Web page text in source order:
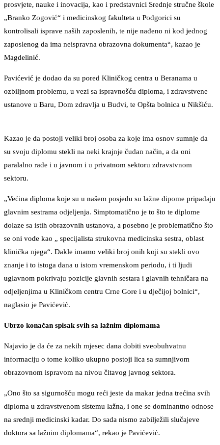
prosvjete, nauke i inovacija, kao i predstavnici Srednje stručne škole
„Branko Zogović“ i medicinskog fakulteta u Podgorici su
kontrolisali isprave naših zaposlenih, te nije nađeno ni kod jednog
zaposlenog da ima neispravna obrazovna dokumenta“, kazao je
Magdelinić.
Pavićević je dodao da su pored Kliničkog centra u Beranama u
ozbiljnom problemu, u vezi sa ispravnošću diploma, i zdravstvene
ustanove u Baru, Dom zdravlja u Budvi, te Opšta bolnica u Nikšiću.
Kazao je da postoji veliki broj osoba za koje ima osnov sumnje da
su svoju diplomu stekli na neki krajnje čudan način, a da oni
paralalno rade i u javnom i u privatnom sektoru zdravstvnom
sektoru.
„Većina diploma koje su u našem posjedu su lažne dipome pripadaju
glavnim sestrama odjeljenja. Simptomatično je to što te diplome
dolaze sa istih obrazovnih ustanova, a posebno je problematično što
se oni vode kao „ specijalista strukovna medicinska sestra, oblast
klinička njega“. Dakle imamo veliki broj onih koji su stekli ovo
znanje i to istoga dana u istom vremenskom periodu, i ti ljudi
uglavnom pokrivaju pozicije glavnih sestara i glavnih tehničara na
odjeljenjima u Kliničkom centru Crne Gore i u dječijoj bolnici“,
naglasio je Pavićević.
Ubrzo konačan spisak svih sa lažnim diplomama
Najavio je da će za nekih mjesec dana dobiti sveobuhvatnu
informaciju o tome koliko ukupno postoji lica sa sumnjivom
obrazovnom ispravom na nivou čitavog javnog sektora.
„Ono što sa sigurnošću mogu reći jeste da makar jedna trećina svih
diploma u zdravstvenom sistemu lažna, i one se dominantno odnose
na srednji medicinski kadar. Do sada nismo zabilježili slučajeve
doktora sa lažnim diplomama“, rekao je Pavićević.